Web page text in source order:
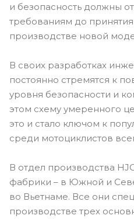
и безопасность должны
требованиям до
производстве новой
В своих разработках
постоянно стремятся к
уровня безопасности и
этом схему умеренного
это и стало ключом к
среди мотоциклистов
В отдел производства
фабрики – в Южной и
во Вьетнаме. Все они
производстве трех